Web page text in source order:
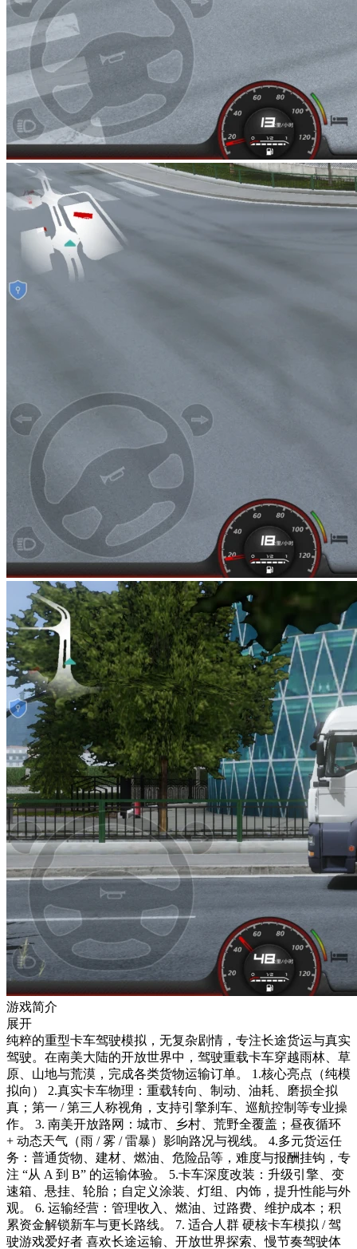
游戏简介
展开
纯粹的重型卡车驾驶模拟，无复杂剧情，专注长途货运与真实
驾驶。在南美大陆的开放世界中，驾驶重载卡车穿越雨林、草
原、山地与荒漠，完成各类货物运输订单。 1.核心亮点（纯模
拟向） 2.真实卡车物理：重载转向、制动、油耗、磨损全拟
真；第一 / 第三人称视角，支持引擎刹车、巡航控制等专业操
作。 3. 南美开放路网：城市、乡村、荒野全覆盖；昼夜循环
+ 动态天气（雨 / 雾 / 雷暴）影响路况与视线。 4.多元货运任
务：普通货物、建材、燃油、危险品等，难度与报酬挂钩，专
注 “从 A 到 B” 的运输体验。 5.卡车深度改装：升级引擎、变
速箱、悬挂、轮胎；自定义涂装、灯组、内饰，提升性能与外
观。 6. 运输经营：管理收入、燃油、过路费、维护成本；积
累资金解锁新车与更长路线。 7. 适合人群 硬核卡车模拟 / 驾
驶游戏爱好者 喜欢长途运输、开放世界探索、慢节奏驾驶体